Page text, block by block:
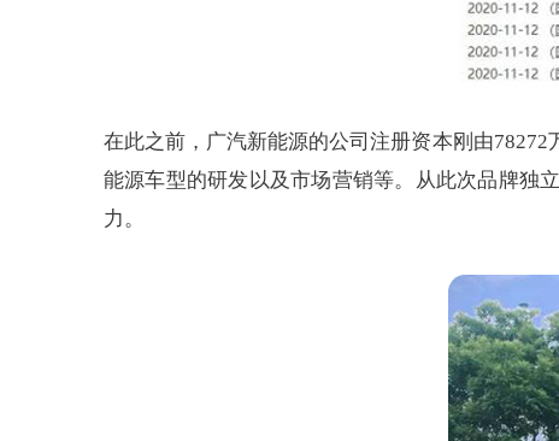
在此之前，广汽新能源的公司注册资本刚由
能源车型的研发以及市场营销等。从此次品牌独
力。